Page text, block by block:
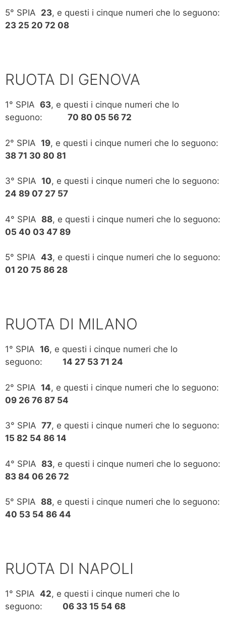
5° SPIA 23, e questi i cinque numeri che lo seguono:
23 25 20 72 08
RUOTA DI GENOVA
1° SPIA 63, e questi i cinque numeri che lo
seguono: 70 80 05 56 72
2° SPIA 19, e questi i cinque numeri che lo seguono:
38 71 30 80 81
3° SPIA 10, e questi i cinque numeri che lo seguono:
24 89 07 27 57
4° SPIA 88, e questi i cinque numeri che lo seguono:
05 40 03 47 89
5° SPIA 43, e questi i cinque numeri che lo seguono:
01 20 75 86 28
RUOTA DI MILANO
1° SPIA 16, e questi i cinque numeri che lo
seguono: 14 27 53 71 24
2° SPIA 14, e questi i cinque numeri che lo seguono:
09 26 76 87 54
3° SPIA 77, e questi i cinque numeri che lo seguono:
15 82 54 86 14
4° SPIA 83, e questi i cinque numeri che lo seguono:
83 84 06 26 72
5° SPIA 88, e questi i cinque numeri che lo seguono:
40 53 54 86 44
RUOTA DI NAPOLI
1° SPIA 42, e questi i cinque numeri che lo
seguono: 06 33 15 54 68